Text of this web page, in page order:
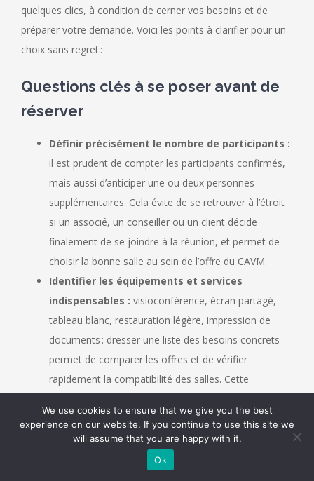
quelques clics, à condition de cerner vos besoins et de
préparer votre demande. Voici les points à clarifier pour un
choix sans regret :
Questions clés à se poser avant de
réserver
Définir précisément le nombre de participants :
il est prudent de compter les participants confirmés,
mais aussi d’anticiper une ou deux personnes
supplémentaires. Cela évite de se retrouver à l’étroit
si un associé, un conseiller ou un client décide
finalement de se joindre à la réunion, et permet de
choisir la bonne salle au sein de l’offre du CAVM.
Identifier les équipements et services
indispensables : visioconférence, écran partagé,
tableau blanc, restauration légère, impression de
documents : dresser une liste des besoins concrets
permet de comparer les offres et de vérifier
rapidement la compatibilité des salles. Cette
garantit un démarrage fluide de la réunion.
Fixer un budget par heure, demi-journée ou
déterminer un budget réaliste en amont
We use cookies to ensure that we give you the best
experience on our website. If you continue to use this site we
will assume that you are happy with it.
Ok